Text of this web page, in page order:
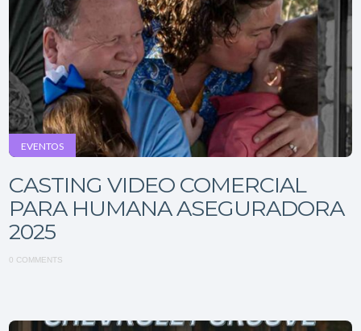
EVENTOS
CASTING VIDEO COMERCIAL
PARA HUMANA ASEGURADORA
2025
0 COMMENTS